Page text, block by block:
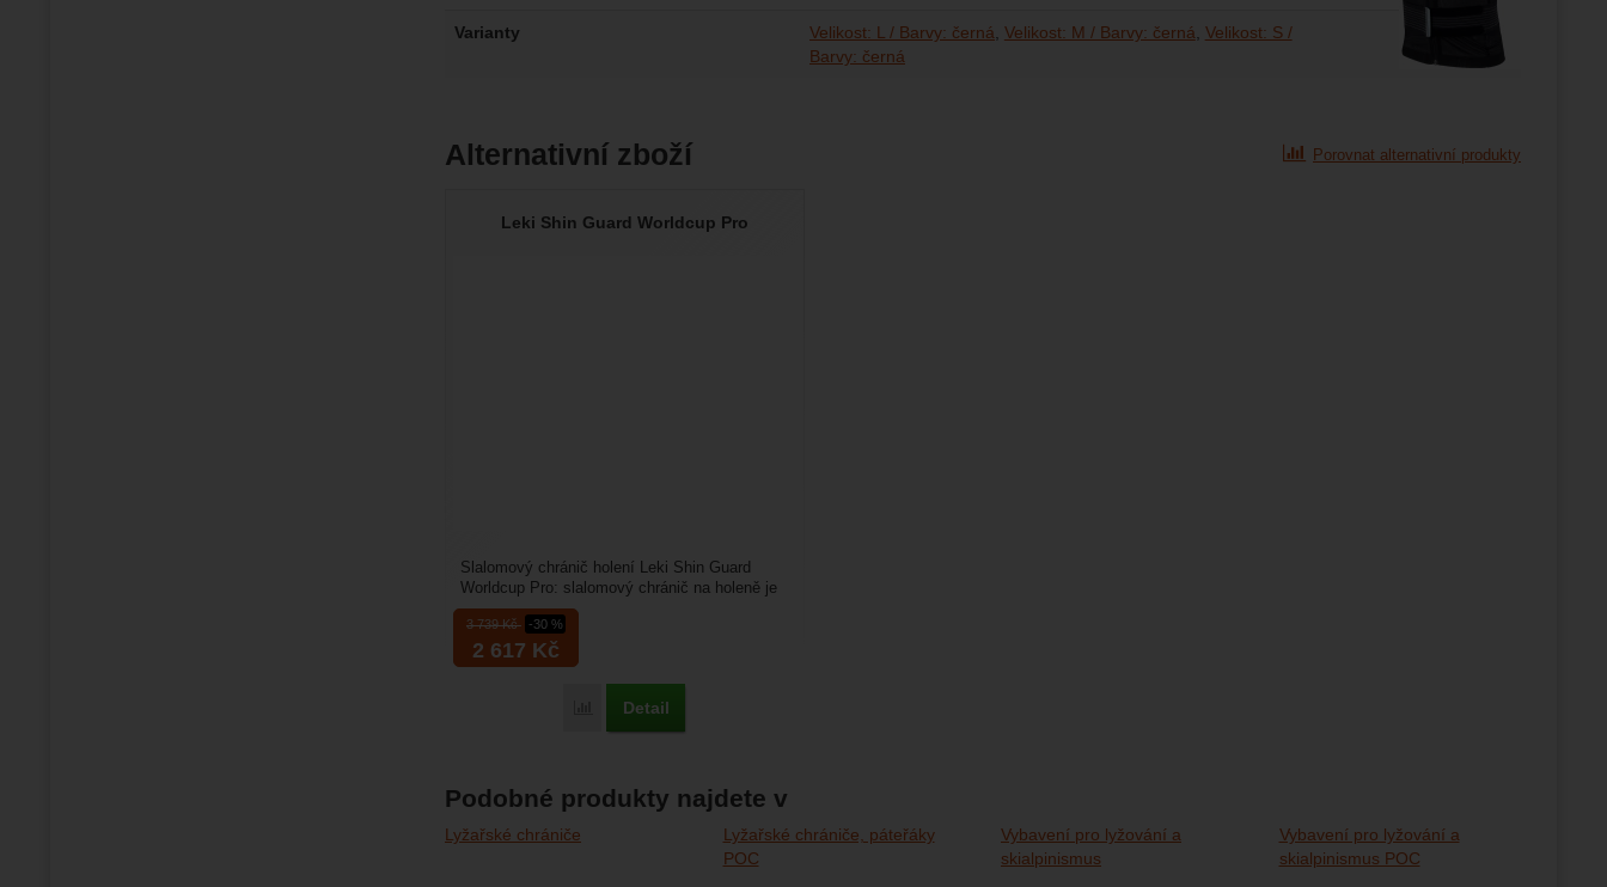
Varianty Velikost: L / Barvy: černá Velikost: M / Barvy: černá Velikost: S /
Barvy: černá
Alternativní zboží Porovnat alternativní produkty
Leki Shin Guard Worldcup Pro
3 739Kč -30 %
2 617 Kč
Porovnat
Detail
Slalomový chránič holení Leki Shin Guard
Worldcup Pro: slalomový chránič na holeně je
určený pro dospělé...
Podobné produkty najdete v
Lyžařské chrániče
Lyžařské chrániče, páteřáky
POC
Vybavení pro lyžování a
skialpinismus
Vybavení pro lyžování a
skialpinismus POC